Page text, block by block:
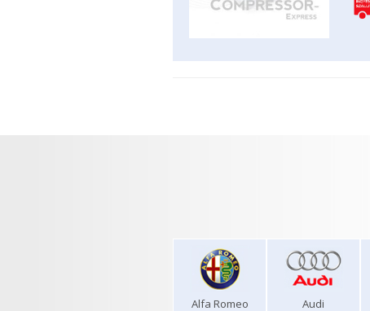
Alfa Romeo Audi